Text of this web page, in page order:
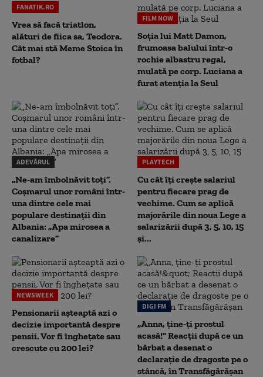
FANATIK.RO
Vrea să facă triatlon,
alături de fiica sa, Teodora.
Cât mai stă Meme Stoica în
fotbal?
FILM NOW
Soția lui Matt Damon,
frumoasa balului într-o
rochie albastru regal,
mulată pe corp. Luciana a
furat atenția la Seul
ADEVĂRUL
„Ne-am îmbolnăvit toți”.
Coșmarul unor români într-
una dintre cele mai
populare destinații din
Albania: „Apa mirosea a
canalizare”
PLAYTECH
Cu cât îți crește salariul
pentru fiecare prag de
vechime. Cum se aplică
majorările din noua Lege a
salarizării după 3, 5, 10, 15
și...
NEWSWEEK
Pensionarii așteaptă azi o
decizie importantă despre
pensii. Vor fi înghețate sau
crescute cu 200 lei?
DIGI FM
„Anna, ţine-ţi prostul
acasă!" Reacţii după ce un
bărbat a desenat o
declaraţie de dragoste pe o
stâncă, în Transfăgărăşan